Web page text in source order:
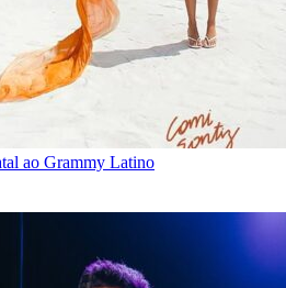
ao Grammy Latino